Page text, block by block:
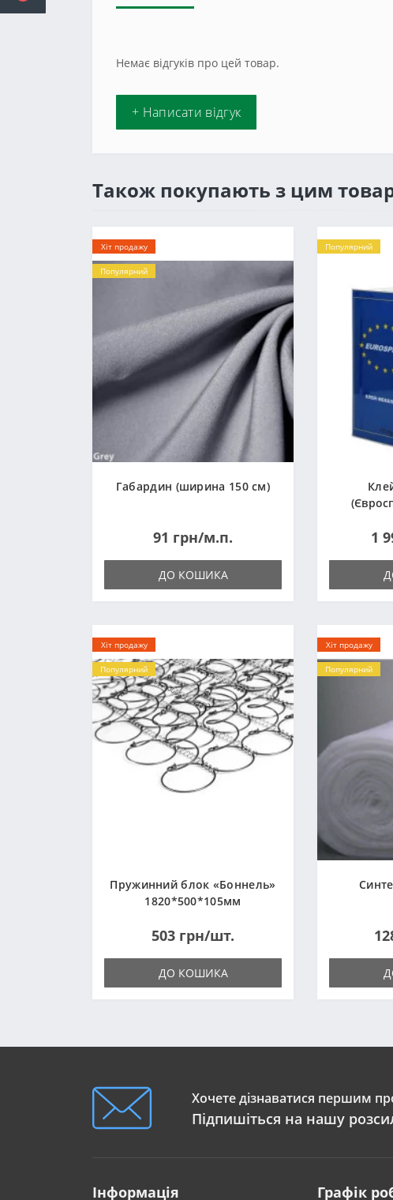
Немає відгуків про цей товар.
+ Написати відгук
Також покупають з цим
Хіт продажу
Популярний
Габардин (ширина 150 см)
91 грн/м.п.
ДО КОШИКА
Популярний
1
Хіт продажу
Популярний
Пружинний блок «Боннель»
1820*500*105мм
503 грн/шт.
ДО КОШИКА
Хіт продажу
Популярний
Хочете дізнаватися першим
Підпишіться на нашу
Інформація Графік